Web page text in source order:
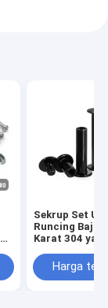
Sekrup Set
Runcing Baja
Karat 304
M5 M6 M8
Sekrup Grub
Harga